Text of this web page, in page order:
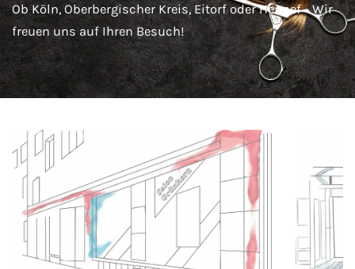
Ob Köln, Oberbergischer Kreis, Eitorf oder Hennef - Wir
freuen uns auf Ihren Besuch!